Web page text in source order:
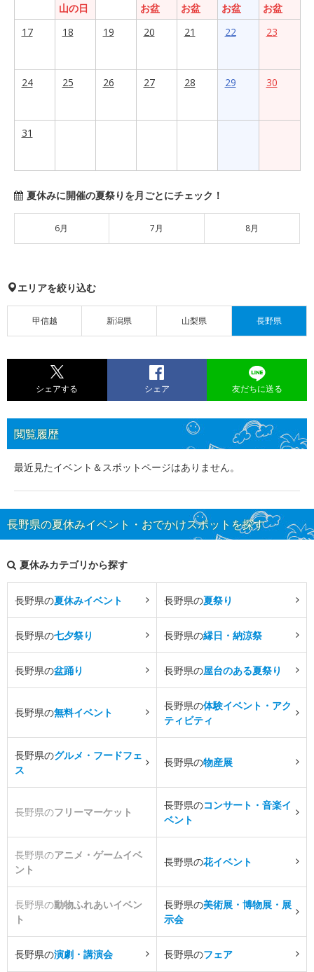
山の日
お盆
お盆
お盆
お盆
17
18 19 20 21 22 23
24 25 26 27 28 29 30
31
夏休みに開催の夏祭りを月ごとにチェック！
6月 7月 8月
エリアを絞り込む
甲信越 新潟県 山梨県 長野県
シェアする シェア 友だちに送る
閲覧履歴
最近見たイベント＆スポットページはありません。
長野県の夏休みイベント・おでかけスポットを探す
夏休みカテゴリから探す
長野県の夏休みイベント 長野県の夏祭り
長野県の七夕祭り 長野県の縁日・納涼祭
長野県の盆踊り 長野県の屋台のある夏祭り
長野県の無料イベント
長野県の体験イベント・アク
ティビティ
長野県のグルメ・フードフェ
ス
長野県の物産展
長野県のフリーマーケット
長野県のコンサート・音楽イ
ベント
長野県のアニメ・ゲームイベ
ント
長野県の花イベント
長野県の動物ふれあいイベン
ト
長野県の美術展・博物展・展
示会
長野県の演劇・講演会 長野県のフェア